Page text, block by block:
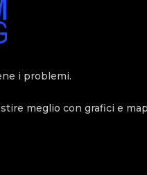
i problemi.
meglio con grafici e